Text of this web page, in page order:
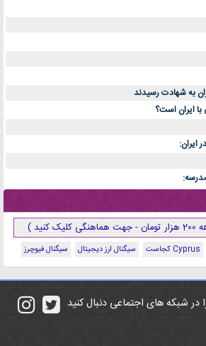
به شهادت رسیدند
با ایران است؟
ایران:
)
Cyprus کجاست سیگنال ارز دیجیتال سیگنال فیوچرز
در شبکه های اجتماعی دنبال کنید